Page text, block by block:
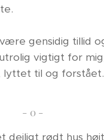
gensidig tillid
vigtigt for
lyttet til og forstået.
- 0 -
dejligt rødt hus